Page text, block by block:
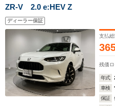
ZR-V 2.0 e:HEV Z
ディーラー保証
支払
残価
年式
車検
保証